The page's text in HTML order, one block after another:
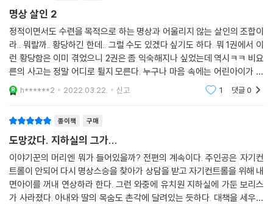
자들과 정체를 알 수 없는 협박꾼, 아슬아슬한 이중생활 사이에 놓인 주인
공의 이야기를 읽다가 오래된 상처를 위로받고, 내면아이와 범죄에 대한
서사를 정신없이 따라가다가 문장 하나에 웃음이 터지는 오묘한 경험을 독
자들에게 선사할 새로운 책이다.
명상 살인 2
정적이면서도 수련을 목적으로 하는 명상과 어울리지 않는 살인의 조합이
라.. 뭐랄까.. 황당하긴 한데.. 그럴 수도 있겠다 싶기도 하다. 뭐 1권에서 이
런 황당함은 이미 겪었으니 2권은 좀 익숙해지나 싶었는데 역시ㅋㅋ 비요
른의 사고는 정말 어디로 튈지 모른다. 누구나 마음 속에는 어린아이가 있
다고 한다. 상처 받은 아이의 마음을 어루만지면서 현재를 돌아보고, 상처
를 치유하고
h******2 2022.03.22. 신고 1 댓글0
종이책 구매
도망갔다. 지하실의 그가...
이야기꾼의 머리엔 뭐가 들어있을까? 전편의 계속이다. 주인공은 자기컨
트롤이 안되어 다시 명상스승을 찾아가 상담을 받고 자기컨트롤을 위해 내
면아이를 꺼내 연상하라 한다. 그런 와중에 유치원 지하실에 가둔 보리스
가 사라졌다. 아내와 딸의 목숨도 촌각에 달려있는 듯하다. 대책을 세우는